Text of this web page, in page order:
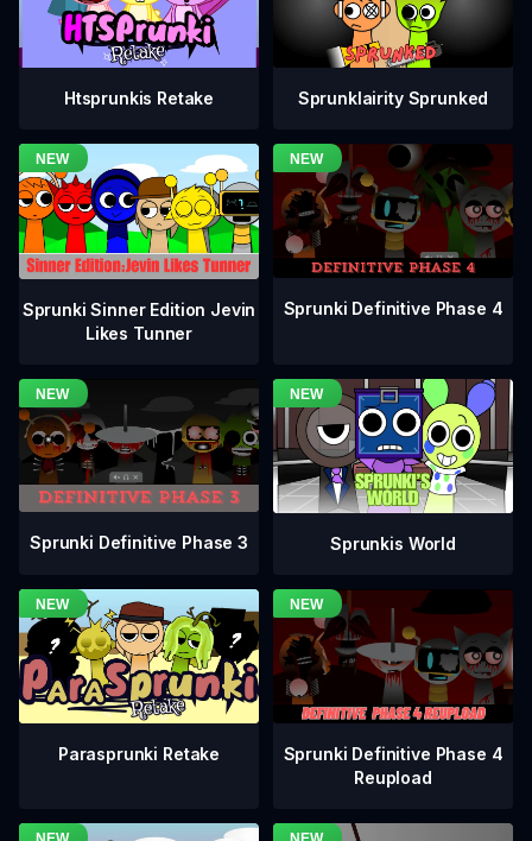
Htsprunkis Retake Sprunklairity Sprunked
Sprunki Sinner Edition Jevin
Likes Tunner
Sprunki Definitive Phase 4
Sprunki Definitive Phase 3 Sprunkis World
Parasprunki Retake
Sprunki Definitive Phase 4
Reupload